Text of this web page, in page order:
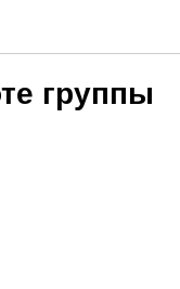
группы